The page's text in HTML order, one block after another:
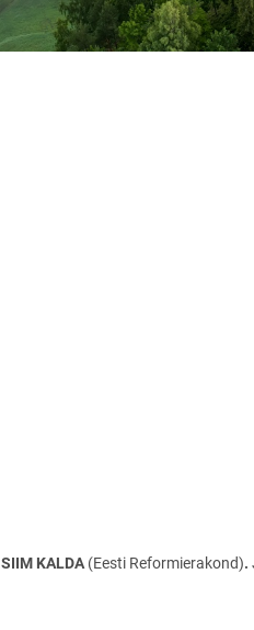
SIIM KALDA(Eesti Reformierakond).